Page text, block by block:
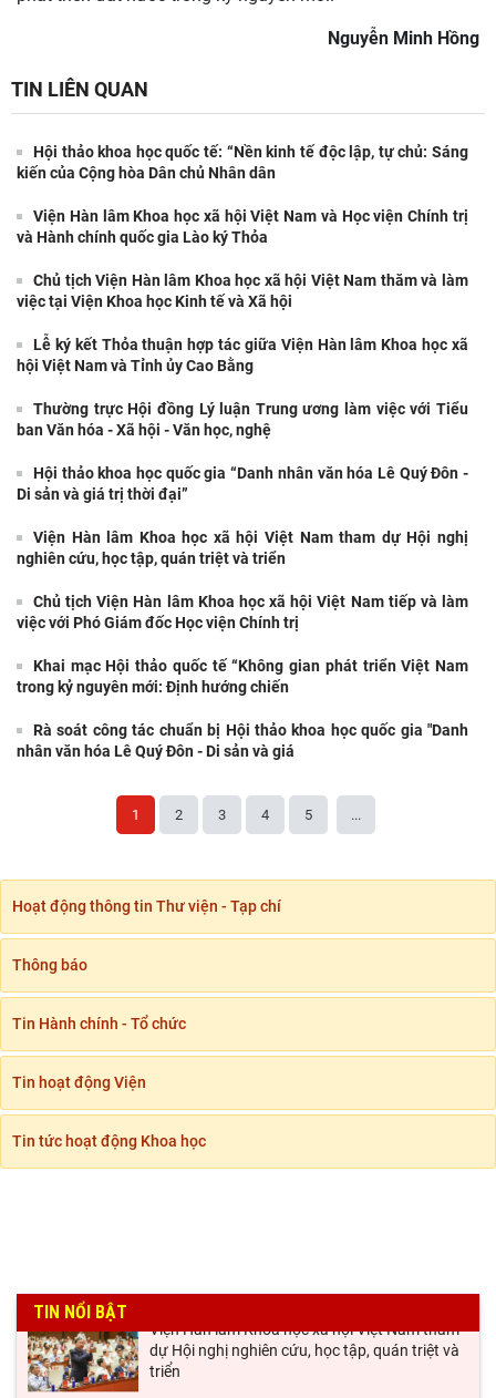
Nguyễn Minh Hồng
TIN LIÊN QUAN
Hội thảo khoa học quốc tế: “Nền kinh tế độc lập, tự chủ: Sáng
kiến của Cộng hòa Dân chủ Nhân dân
Viện Hàn lâm Khoa học xã hội Việt Nam và Học viện Chính trị
và Hành chính quốc gia Lào ký Thỏa
Chủ tịch Viện Hàn lâm Khoa học xã hội Việt Nam thăm và làm
việc tại Viện Khoa học Kinh tế và Xã hội
Lễ ký kết Thỏa thuận hợp tác giữa Viện Hàn lâm Khoa học xã
hội Việt Nam và Tỉnh ủy Cao Bằng
Thường trực Hội đồng Lý luận Trung ương làm việc với Tiểu
ban Văn hóa - Xã hội - Văn học, nghệ
Hội thảo khoa học quốc gia “Danh nhân văn hóa Lê Quý Đôn -
Di sản và giá trị thời đại”
Viện Hàn lâm Khoa học xã hội Việt Nam tham dự Hội nghị
nghiên cứu, học tập, quán triệt và triển
Chủ tịch Viện Hàn lâm Khoa học xã hội Việt Nam tiếp và làm
việc với Phó Giám đốc Học viện Chính trị
Khai mạc Hội thảo quốc tế “Không gian phát triển Việt Nam
trong kỷ nguyên mới: Định hướng chiến
Rà soát công tác chuẩn bị Hội thảo khoa học quốc gia "Danh
nhân văn hóa Lê Quý Đôn - Di sản và giá
1 2 3 4 5 ...
Hoạt động thông tin Thư viện - Tạp chí
Thông báo
Tin Hành chính - Tổ chức
Tin hoạt động Viện
Tin tức hoạt động Khoa học
TIN NỔI BẬT
Hội thảo khoa học quốc tế: “Nền kinh tế độc
Nhân dân
Học viện Chính trị và Hành chính quốc gia Lào
ký Thỏa
Chủ tịch Viện Hàn lâm Khoa học xã hội Việt
Nam thăm và làm việc tại Viện Khoa học Kinh
Lễ ký kết Thỏa thuận hợp tác giữa Viện Hàn
Viện Khoa học xã hội vùng Trung Bộ và Tây
Nguyên làm việc với Sở Khoa học và Công
việc với Tiểu ban Văn hóa - Xã hội - Văn học,
nghệ
Nam tổ chức Hội nghị Tập huấn nghiệp vụ
công tác kiểm
dự Hội nghị nghiên cứu, học tập, quán triệt và
Chủ tịch Viện Hàn lâm Khoa học xã hội Việt